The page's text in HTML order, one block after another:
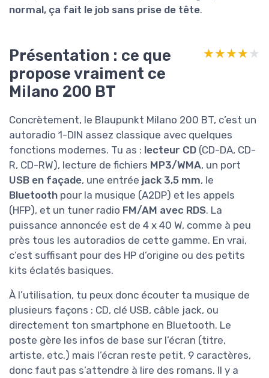
normal, ça fait le job sans prise de tête.
Présentation : ce que
propose vraiment ce
Milano 200 BT
★★★★★
★★★★★
Concrètement, le Blaupunkt Milano 200 BT, c’est un
autoradio 1-DIN assez classique avec quelques
fonctions modernes. Tu as : lecteur CD (CD-DA, CD-
R, CD-RW), lecture de fichiers MP3/WMA, un port
USB en façade, une entrée jack 3,5 mm, le
Bluetooth pour la musique (A2DP) et les appels
(HFP), et un tuner radio FM/AM avec RDS. La
puissance annoncée est de 4 x 40 W, comme à peu
près tous les autoradios de cette gamme. En vrai,
c’est suffisant pour des HP d’origine ou des petits
kits éclatés basiques.
À l’utilisation, tu peux donc écouter ta musique de
plusieurs façons : CD, clé USB, câble jack, ou
directement ton smartphone en Bluetooth. Le
poste gère les infos de base sur l’écran (titre,
artiste, etc.) mais l’écran reste petit, 9 caractères,
donc faut pas s’attendre à lire des romans. Il y a